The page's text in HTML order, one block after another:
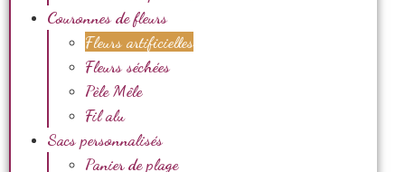
Couronnes de fleurs
Fleurs artificielles
Fleurs séchées
Pèle Mêle
Fil alu
Sacs personnalisés
Panier de plage